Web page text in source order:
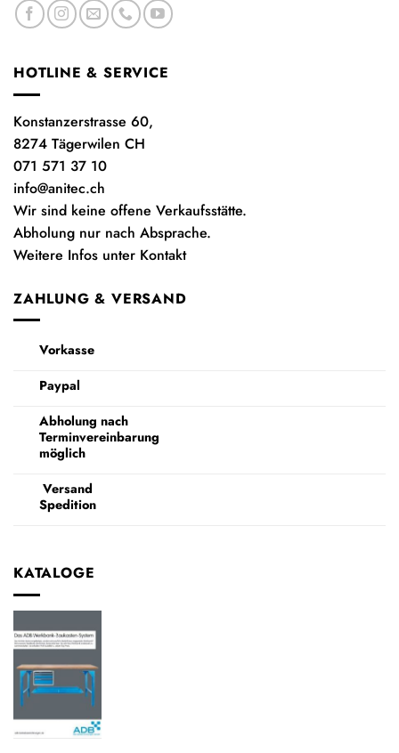
HOTLINE & SERVICE
Konstanzerstrasse 60,
8274 Tägerwilen CH
071 571 37 10
info@anitec.ch
Wir sind keine offene Verkaufsstätte.
Abholung nur nach Absprache.
Weitere Infos unter Kontakt
ZAHLUNG & VERSAND
Vorkasse
Paypal
Abholung nach
Terminvereinbarung
möglich
Versand
Spedition
KATALOGE